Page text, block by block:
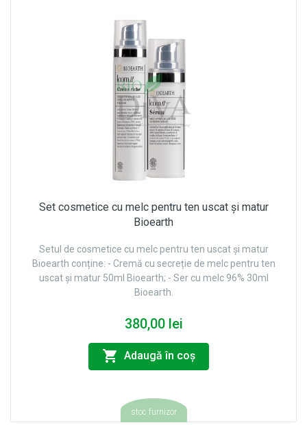
Set cosmetice cu melc pentru ten uscat și matur
Bioearth
Setul de cosmetice cu melc pentru ten uscat și matur
Bioearth conține: - Cremă cu secreție de melc pentru ten
uscat și matur 50ml Bioearth; - Ser cu melc 96% 30ml
Bioearth.
380,00 lei
Adaugă în coş
stoc furnizor